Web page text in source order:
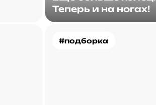
Теперь и на ногах!
#подборка